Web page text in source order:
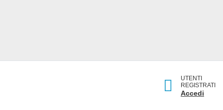
UTENTI
REGISTRATI
Accedi